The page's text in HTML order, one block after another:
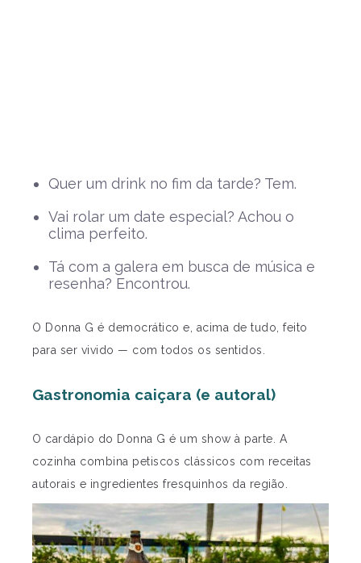
Quer um drink no fim da tarde? Tem.
Vai rolar um date especial? Achou o
clima perfeito.
Tá com a galera em busca de música e
resenha? Encontrou.
O Donna G é democrático e, acima de tudo, feito
para ser vivido — com todos os sentidos.
Gastronomia caiçara (e autoral)
O cardápio do Donna G é um show à parte. A
cozinha combina petiscos clássicos com receitas
autorais e ingredientes fresquinhos da região.